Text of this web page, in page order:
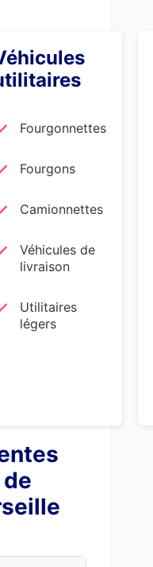
Fourgonnettes
Fourgons
Camionnettes
Véhicules de
livraison
Utilitaires
légers